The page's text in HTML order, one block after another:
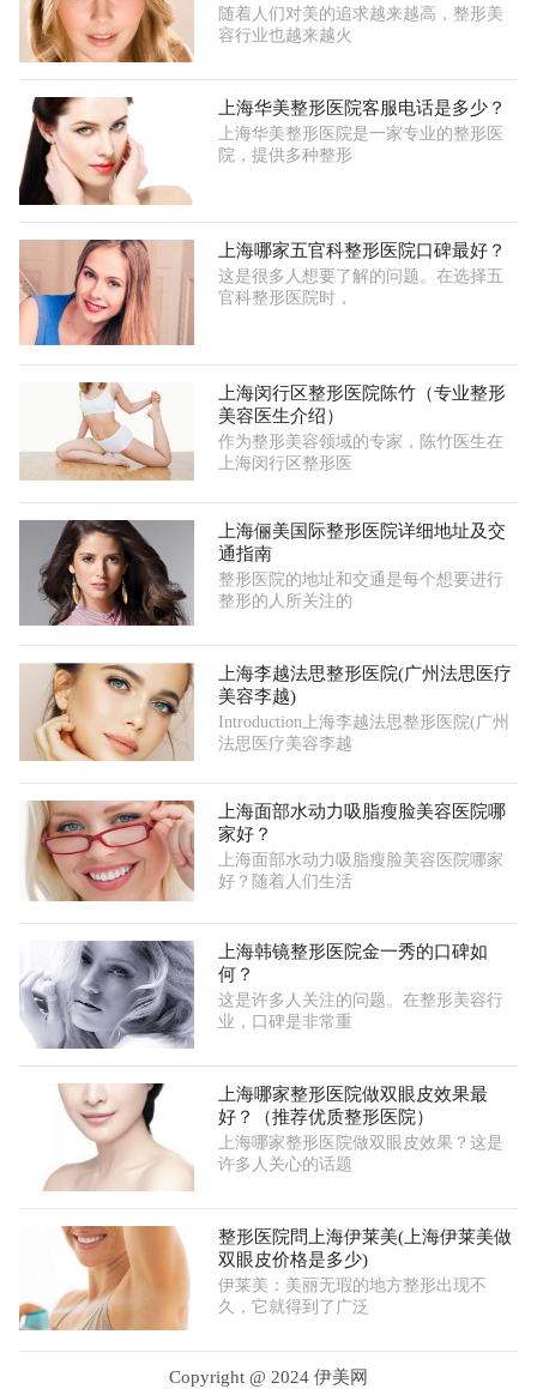
随着人们对美的追求越来越高，整形美
容行业也越来越火
上海华美整形医院客服电话是多少？
上海华美整形医院是一家专业的整形医
院，提供多种整形
上海哪家五官科整形医院口碑最好？
这是很多人想要了解的问题。在选择五
官科整形医院时，
上海闵行区整形医院陈竹（专业整形
美容医生介绍）
作为整形美容领域的专家，陈竹医生在
上海闵行区整形医
上海俪美国际整形医院详细地址及交
通指南
整形医院的地址和交通是每个想要进行
整形的人所关注的
上海李越法思整形医院(广州法思医疗
美容李越)
Introduction上海李越法思整形医院(广州
法思医疗美容李越
上海面部水动力吸脂瘦脸美容医院哪
家好？
上海面部水动力吸脂瘦脸美容医院哪家
好？随着人们生活
上海韩镜整形医院金一秀的口碑如
何？
这是许多人关注的问题。在整形美容行
业，口碑是非常重
上海哪家整形医院做双眼皮效果最
好？（推荐优质整形医院）
上海哪家整形医院做双眼皮效果？这是
许多人关心的话题
整形医院問上海伊莱美(上海伊莱美做
双眼皮价格是多少)
伊莱美：美丽无瑕的地方整形出现不
久，它就得到了广泛
Copyright @ 2024 伊美网